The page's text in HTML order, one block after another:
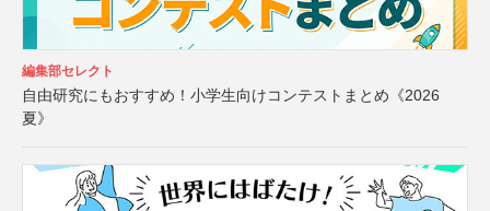
編集部セレクト
自由研究にもおすすめ！小学生向けコンテストまとめ《2026
夏》